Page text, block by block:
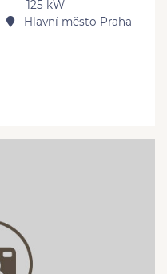
125 kW
Hlavní město Praha